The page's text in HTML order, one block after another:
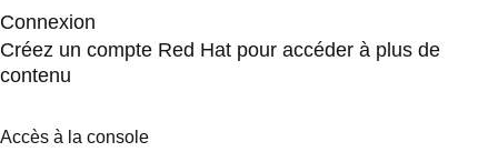
Connexion
Créez un compte Red Hat pour accéder à plus de
contenu
Accès à la console